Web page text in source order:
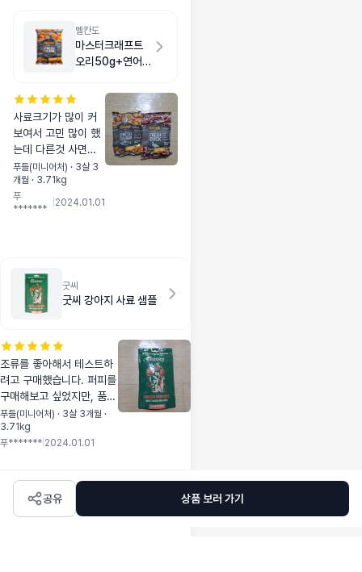
벨칸도
마스터크래프트
오리50g+연어
사료크기가 많이 커
보여서 고민 많이 했
는데 다른것 사면서
질러보았습니다. 그
래도 맛있어보이는지
가서 먹어보려고 몇
몇개주니 다 먹었어
푸들(미니어처) · 3살 3
개월 · 3.71kg
푸
*******
2024.01.01
굿씨
굿씨 강아지 사료 샘플
조류를 좋아해서 테스트하
려고 구매했습니다. 퍼피를
구매해보고 싶었지만, 품절
이여서 성견용으로~ 사료
크기가 작긴 작네요! 소-중
그 사이인 느낌이예요. 먹
간식으로 주려고요:)
푸들(미니어처) · 3살 3개월 ·
3.71kg
푸******* 2024.01.01
공유 상품 보러 가기